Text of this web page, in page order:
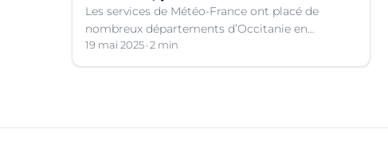
Les services de Météo-France ont placé de
nombreux départements d’Occitanie en
vigilance orange pour les orages violents.
19 mai 2025 2 min